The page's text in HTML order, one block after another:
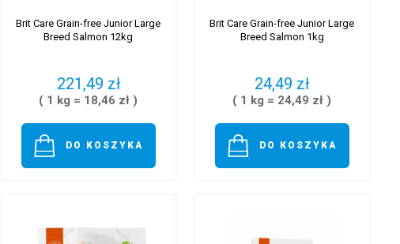
Brit Care Grain-free Junior Large
Breed Salmon 12kg
221,49 zł
( 1 kg = 18,46 zł )
DO KOSZYKA
Brit Care Grain-free Junior Large
Breed Salmon 1kg
24,49 zł
( 1 kg = 24,49 zł )
DO KOSZYKA